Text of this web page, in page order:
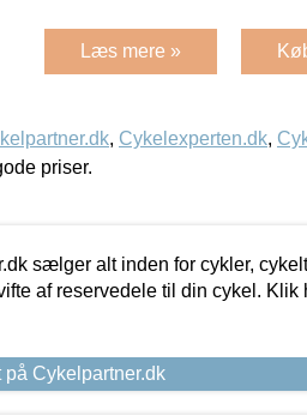
Læs mere »
, Cykelexperten.dk,
priser.
sælger alt inden for cykler,
af reservedele til din cykel. Klik
på Cykelpartner.dk